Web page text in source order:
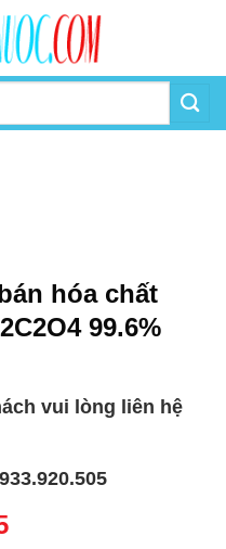
hóa chất
99.6%
vui lòng liên hệ